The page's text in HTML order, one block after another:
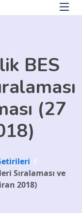
BES
(27
/
Sıralaması ve
2018)